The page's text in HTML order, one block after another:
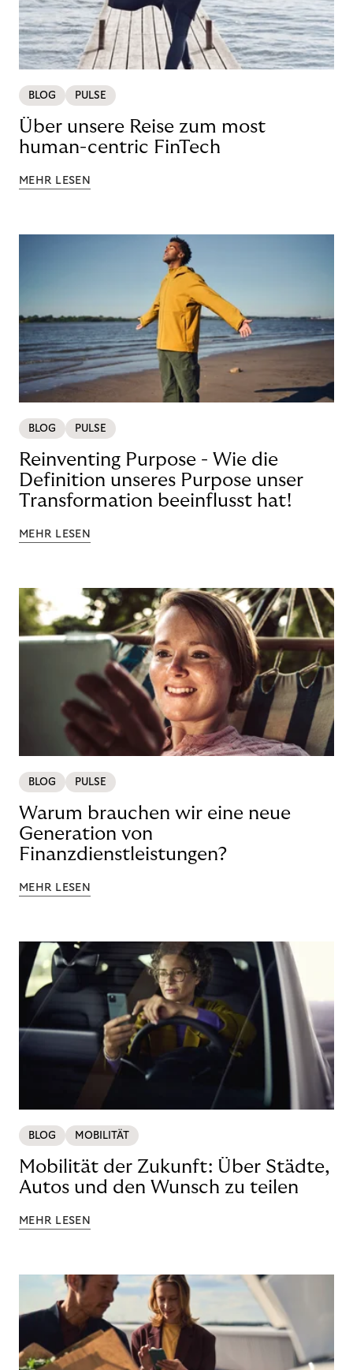
BLOG PULSE
Über unsere Reise zum most
human-centric FinTech
MEHR LESEN
BLOG PULSE
Reinventing Purpose - Wie die
Definition unseres Purpose unser
Transformation beeinflusst hat!
MEHR LESEN
BLOG PULSE
Warum brauchen wir eine neue
Generation von
Finanzdienstleistungen?
MEHR LESEN
BLOG MOBILITÄT
Mobilität der Zukunft: Über Städte,
Autos und den Wunsch zu teilen
MEHR LESEN